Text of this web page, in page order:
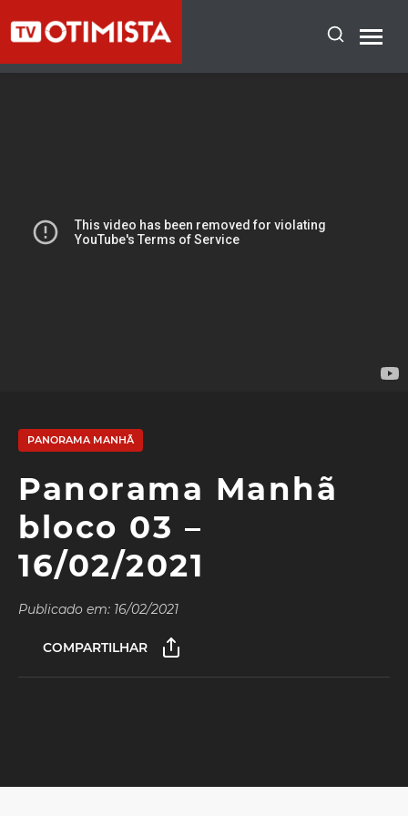
PANORAMA MANHÃ
Panorama Manhã
bloco 03 –
16/02/2021
Publicado em: 16/02/2021
COMPARTILHAR